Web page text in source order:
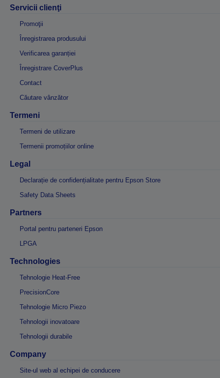
Servicii clienţi
Promoţii
Înregistrarea produsului
Verificarea garanției
Înregistrare CoverPlus
Contact
Căutare vânzător
Termeni
Termeni de utilizare
Termenii promoțiilor online
Legal
Declarație de confidențialitate pentru Epson Store
Safety Data Sheets
Partners
Portal pentru parteneri Epson
LPGA
Technologies
Tehnologie Heat-Free
PrecisionCore
Tehnologie Micro Piezo
Tehnologii inovatoare
Tehnologii durabile
Company
Site-ul web al echipei de conducere